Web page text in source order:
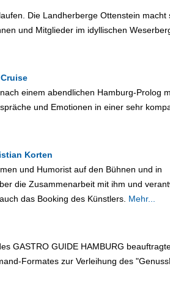
Die Landherberge Ottenstein macht
und Mitglieder im idyllischen
einem abendlichen Hamburg-Prolog
und Emotionen in einer sehr
Korten
und Humorist auf den Bühnen und in
die Zusammenarbeit mit ihm und
das Booking des Künstlers. Mehr...
GASTRO GUIDE HAMBURG
Formates zur Verleihung des